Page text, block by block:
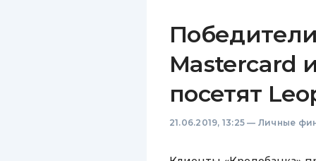
Mastercard
посетят
21.06.2019, 13:25 — Личные